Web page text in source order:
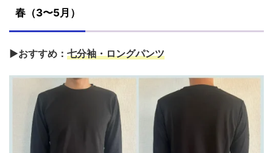
春（3〜5月）
▶おすすめ： 七分袖・ロングパンツ